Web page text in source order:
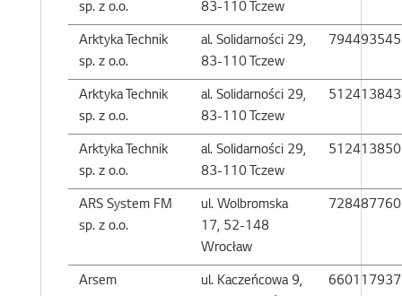
sp. z o.o.
83-110 Tczew
Arktyka Technik
sp. z o.o.
al. Solidarności 29,
83-110 Tczew
794493545
Arktyka Technik
sp. z o.o.
al. Solidarności 29,
83-110 Tczew
512413843
Arktyka Technik
sp. z o.o.
al. Solidarności 29,
83-110 Tczew
512413850
ARS System FM
sp. z o.o.
ul. Wolbromska
17, 52-148
Wrocław
728487760
Arsem
ul. Kaczeńcowa 9,
660117937